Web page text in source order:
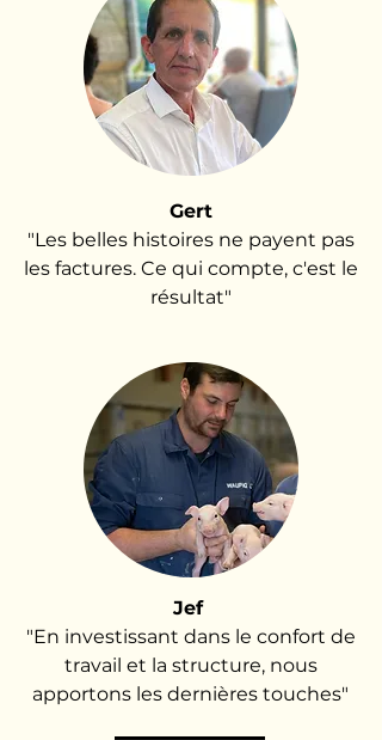
Gert
"Les belles histoires ne payent pas
les factures. Ce qui compte, c'est le
résultat"
Jef
"En investissant dans le confort de
travail et la structure, nous
apportons les dernières touches"